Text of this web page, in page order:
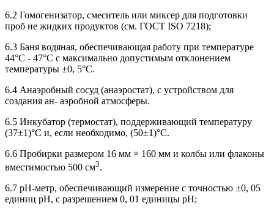
6.2 Гомогенизатор, смеситель или миксер для подготовки
проб не жидких продуктов (см. ГОСТ ISO 7218);
6.3 Баня водяная, обеспечивающая работу при температуре
44°С - 47°С с максимально допустимым отклонением
температуры ±0, 5°С.
6.4 Анаэробный сосуд (анаэростат), с устройством для
создания ан- аэробной атмосферы.
6.5 Инкубатор (термостат), поддерживающий температуру
(37±1)°С и, если необходимо, (50±1)°С.
6.6 Пробирки размером 16 мм × 160 мм и колбы или флаконы
вместимостью 500 см3.
6.7 рН-метр, обеспечивающий измерение с точностью ±0, 05
единиц рН, с разрешением 0, 01 единицы рН;